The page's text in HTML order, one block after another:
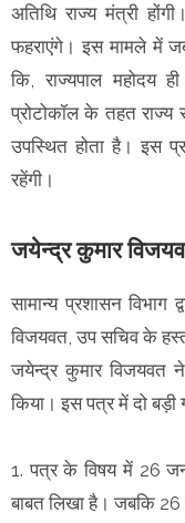
अतिथि राज्य मंत्री
फहराएंगे। इस मामले में
कि, राज्यपाल महोदय
प्रोटोकॉल के तहत राज्य
उपस्थित होता है। इस
रहेंगी।
जयेन्द्र कुमार
सामान्य प्रशासन विभाग
विजयवत, उप सचिव के
जयेन्द्र कुमार विजयवत ने
किया। इस पत्र में दो बड़ी
1. पत्र के विषय में 26
बाबत लिखा है। जबकि 26